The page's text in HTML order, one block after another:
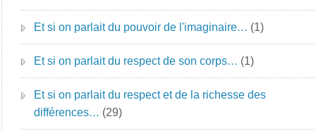
Et si on parlait du pouvoir de l'imaginaire… (1)
Et si on parlait du respect de son corps… (1)
Et si on parlait du respect et de la richesse des
différences… (29)